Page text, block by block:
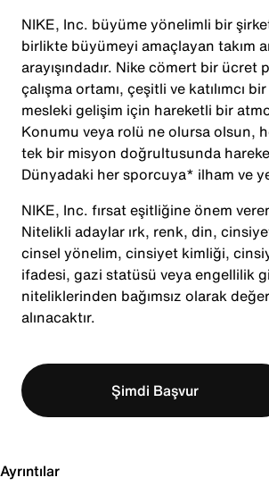
NIKE, Inc. büyüme yönelimli bir
birlikte büyümeyi amaçlayan takım
arayışındadır. Nike cömert bir ücret
çalışma ortamı, çeşitli ve katılımcı
mesleki gelişim için hareketli bir
Konumu veya rolü ne olursa olsun,
tek bir misyon doğrultusunda
Dünyadaki her sporcuya* ilham ve
NIKE, Inc. fırsat eşitliğine önem
Nitelikli adaylar ırk, renk, din,
cinsel yönelim, cinsiyet kimliği,
ifadesi, gazi statüsü veya engellilik
niteliklerinden bağımsız olarak
alınacaktır.
Şimdi Başvur
Ayrıntılar